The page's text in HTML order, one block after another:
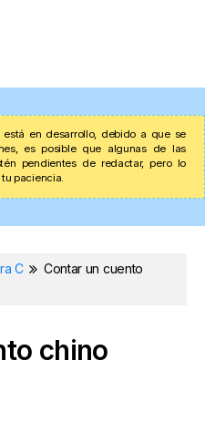
está en desarrollo, debido a que se
es posible que algunas de las
pendientes de redactar, pero lo
paciencia.
C
Contar un cuento
chino